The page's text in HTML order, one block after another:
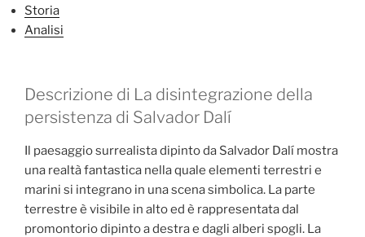
Storia
Analisi
Descrizione di La disintegrazione della
persistenza di Salvador Dalí
Il paesaggio surrealista dipinto da Salvador Dalí mostra
una realtà fantastica nella quale elementi terrestri e
marini si integrano in una scena simbolica. La parte
terrestre è visibile in alto ed è rappresentata dal
promontorio dipinto a destra e dagli alberi spogli. La